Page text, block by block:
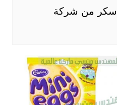
سكر من شركة